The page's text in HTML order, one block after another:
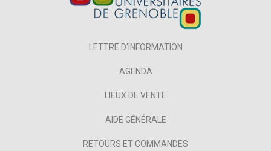
LETTRE D'INFORMATION
AGENDA
LIEUX DE VENTE
AIDE GÉNÉRALE
RETOURS ET COMMANDES